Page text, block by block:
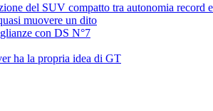
del SUV compatto tra autonomia record
muovere un dito
con DS N°7
ha la propria idea di GT